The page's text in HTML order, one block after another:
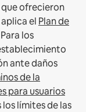
ofrecieron
el Plan de
Para los
ante daños
de la
para usuarios
límites de las